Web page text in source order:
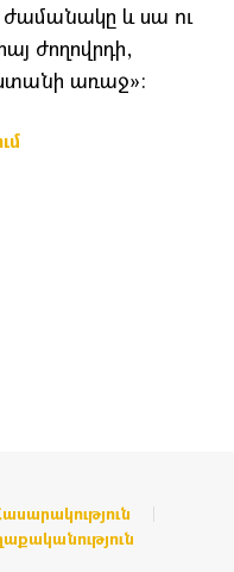
և սա ու
ժողովրդի,
առաջ»: